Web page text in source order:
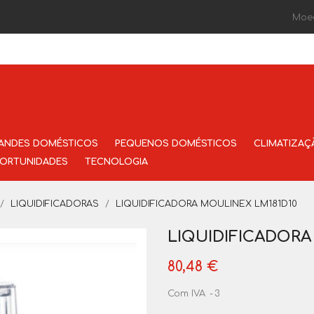
DOMÉSTICOS PEQUENOS DOMÉSTICOS
TECNOLOGIA
LIQUIDIFICADORAS LIQUIDIFICADORA MOULINEX LM181D10
80,48 €
Com IVA 3